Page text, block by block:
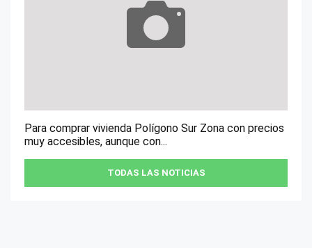
Para comprar vivienda Polígono Sur Zona con precios
muy accesibles, aunque con...
TODAS LAS NOTICIAS